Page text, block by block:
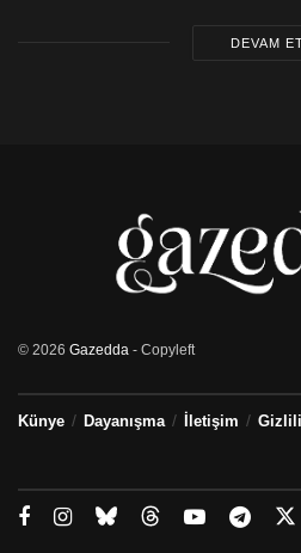
DEVAM
© 2026 Gazedda - Copyleft
Künye Dayanışma İletişim